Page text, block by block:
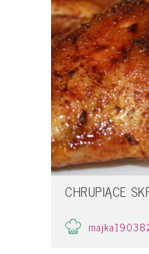
CHRUPIĄCE